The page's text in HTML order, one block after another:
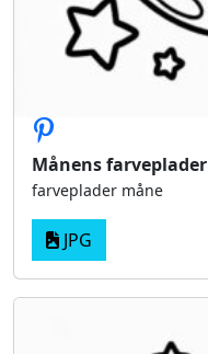
Månens farveplader
farveplader måne
JPG